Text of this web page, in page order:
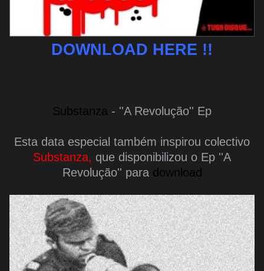
DOWNLOAD HERE !!
Substanza - ''A Revolução'' Ep
Esta data especial também inspirou colectivo
Substanza, que disponibilizou o Ep ''A
Revolução'' para download